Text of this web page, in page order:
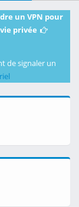
un VPN pour
privée
de signaler un